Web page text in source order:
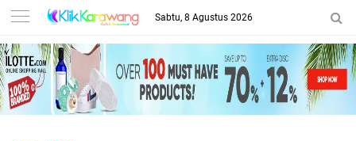
Sabtu, 8 Agustus 2026